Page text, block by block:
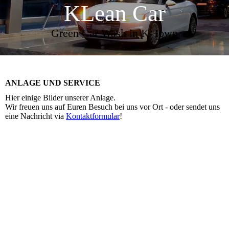
KLean Car
Green Car Wash in K-Town
ANLAGE UND SERVICE
Hier einige Bilder unserer Anlage.
Wir freuen uns auf Euren Besuch bei uns vor Ort - oder sendet uns
eine Nachricht via Kontaktformular!